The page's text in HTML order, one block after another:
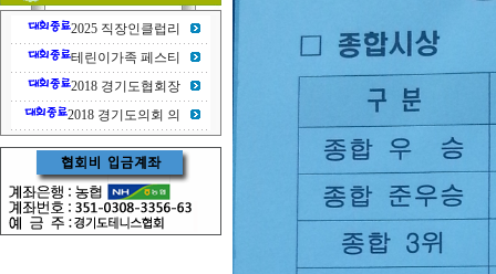
2025 직장인클럽리
테린이가족 페스티
2018 경기도협회장
2018 경기도의회 의